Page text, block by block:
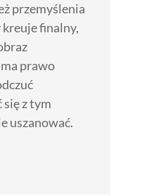
przemyślenia
finalny,
prawo
się z tym
uszanować.